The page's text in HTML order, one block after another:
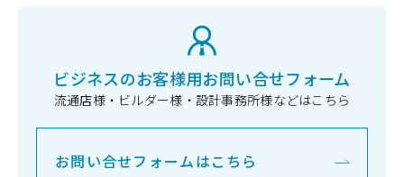
ビジネスのお客様用お問い合せフォーム
流通店様・ビルダー様・設計事務所様などはこちら
お問い合せフォームはこちら